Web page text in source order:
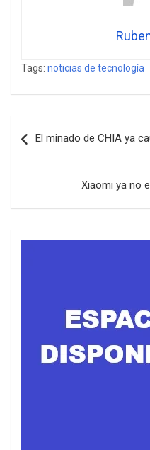
Tags: noticias de tecnología
de
El minado de CHIA ya
Xiaomi ya no